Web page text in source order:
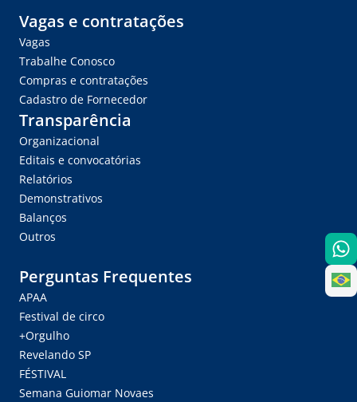
Vagas e contratações
Vagas
Trabalhe Conosco
Compras e contratações
Cadastro de Fornecedor
Transparência
Organizacional
Editais e convocatórias
Relatórios
Demonstrativos
Balanços
Outros
Perguntas Frequentes
APAA
Festival de circo
+Orgulho
Revelando SP
FÉSTIVAL
Semana Guiomar Novaes